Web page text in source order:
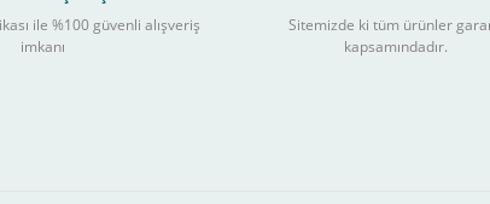
ederek peşin fiyatına 3 Taksit seçenekleri bankaya göre
ile %100 güvenli alışveriş
imkanı
Sitemizde ki tüm ürünler
kapsamındadır.